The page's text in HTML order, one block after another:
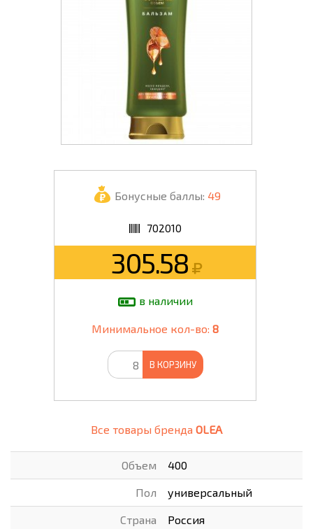
Бонусные баллы: 49
702010
305.58
в наличии
Минимальное кол-во: 8
В КОРЗИНУ
Все товары бренда OLEA
Объем 400
Пол универсальный
Страна Россия